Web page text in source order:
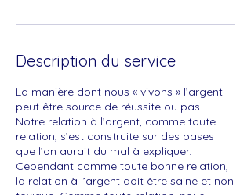
Description du service
La manière dont nous « vivons » l’argent
peut être source de réussite ou pas...
Notre relation à l’argent, comme toute
relation, s’est construite sur des bases
que l’on aurait du mal à expliquer.
Cependant comme toute bonne relation,
la relation à l’argent doit être saine et non